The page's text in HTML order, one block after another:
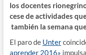
los docentes
cese de actividades
también la semana
El paro de Unter
aprender 2016»